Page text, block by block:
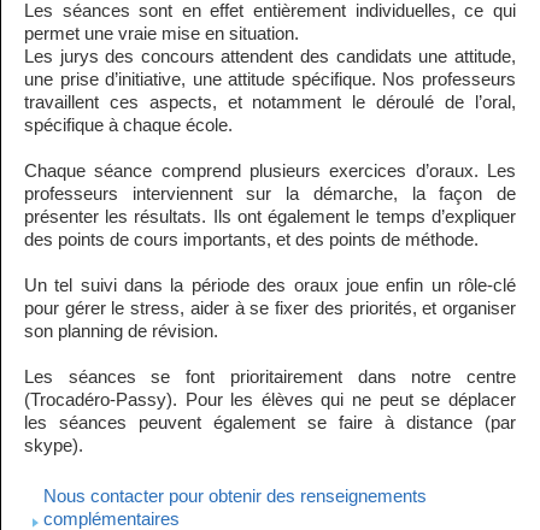
Les séances sont en effet entièrement individuelles, ce qui
permet une vraie mise en situation.
Les jurys des concours attendent des candidats une attitude,
une prise d’initiative, une attitude spécifique. Nos professeurs
travaillent ces aspects, et notamment le déroulé de l’oral,
spécifique à chaque école.
Chaque séance comprend plusieurs exercices d’oraux. Les
professeurs interviennent sur la démarche, la façon de
présenter les résultats. Ils ont également le temps d’expliquer
des points de cours importants, et des points de méthode.
Un tel suivi dans la période des oraux joue enfin un rôle-clé
pour gérer le stress, aider à se fixer des priorités, et organiser
son planning de révision.
Les séances se font prioritairement dans notre centre
(Trocadéro-Passy). Pour les élèves qui ne peut se déplacer
les séances peuvent également se faire à distance (par
skype).
Nous contacter pour obtenir des renseignements
complémentaires